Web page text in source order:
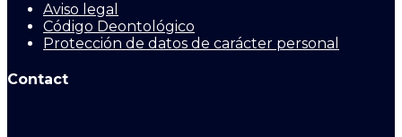
Aviso legal
Código Deontológico
Protección de datos de carácter personal
Contact